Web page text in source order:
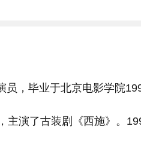
，毕业于北京电影学院
主演了古装剧《西施》。